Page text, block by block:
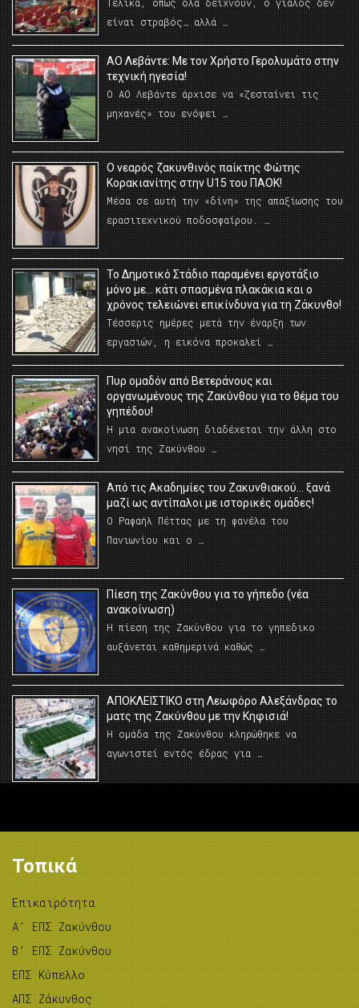
είναι στραβός… αλλά …
ΑΟ Λεβάντε: Με τον Χρήστο Γερολυμάτο στην
τεχνική ηγεσία!
Ο ΑΟ Λεβάντε άρχισε να «ζεσταίνει τις
μηχανές» του ενόψει …
O νεαρός ζακυνθινός παίκτης Φώτης
Κορακιανίτης στην U15 του ΠΑΟΚ!
Μέσα σε αυτή την «δίνη» της απαξίωσης του
ερασιτεχνικού ποδοσφαίρου. …
Το Δημοτικό Στάδιο παραμένει εργοτάξιο
μόνο με… κάτι σπασμένα πλακάκια και ο
χρόνος τελειώνει επικίνδυνα για τη Ζάκυνθο!
Τέσσερις ημέρες μετά την έναρξη των
εργασιών, η εικόνα προκαλεί …
Πυρ ομαδόν από Βετεράνους και
οργανωμένους της Ζακύνθου για το θέμα του
γηπέδου!
Η μια ανακοίνωση διαδέχεται την άλλη στο
νησί της Ζακύνθου …
Από τις Ακαδημίες του Ζακυνθιακού… ξανά
μαζί ως αντίπαλοι με ιστορικές ομάδες!
Ο Ραφαήλ Πέττας με τη φανέλα του
Πανιωνίου και ο …
Πίεση της Ζακύνθου για το γήπεδο (νέα
ανακοίνωση)
Η πίεση της Ζακύνθου για το γηπεδικο
αυξάνεται καθημερινά καθώς …
AΠΟΚΛΕΙΣΤΙΚΟ στη Λεωφόρο Αλεξάνδρας το
ματς της Ζακύνθου με την Κηφισιά!
Η ομάδα της Ζακύνθου κληρώθηκε να
αγωνιστεί εντός έδρας για …
Τοπικά
Επικαιρότητα
A’ ΕΠΣ Ζακύνθου
B’ ΕΠΣ Ζακύνθου
ΕΠΣ Κύπελλο
ΑΠΣ Ζάκυνθος